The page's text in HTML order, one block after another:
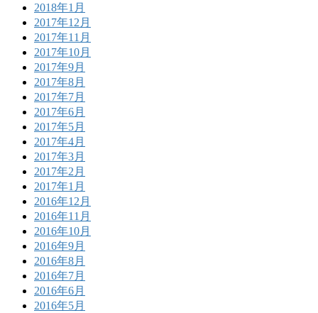
2018年1月
2017年12月
2017年11月
2017年10月
2017年9月
2017年8月
2017年7月
2017年6月
2017年5月
2017年4月
2017年3月
2017年2月
2017年1月
2016年12月
2016年11月
2016年10月
2016年9月
2016年8月
2016年7月
2016年6月
2016年5月